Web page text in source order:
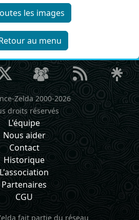
les images
au menu
Zelda 2000-2026
droits réservés
L'équipe
Nous aider
Contact
Historique
L'association
Partenaires
CGU
fait partie du réseau